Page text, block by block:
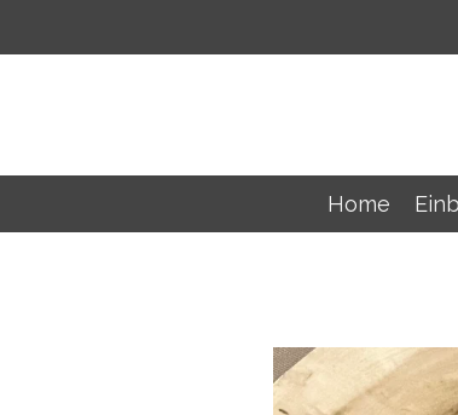
Hauptinhalt
Home